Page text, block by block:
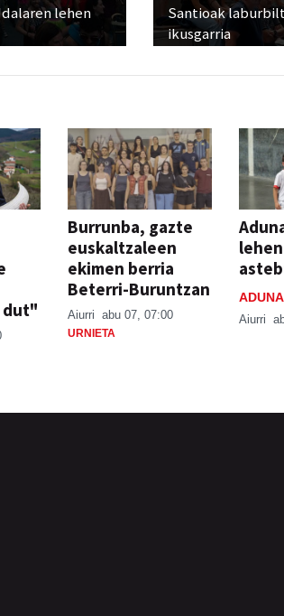
lehen
Santioak
ikusgarria
dut"
Burrunba, gazte
euskaltzaleen
ekimen berria
Beterri-Buruntzan
Aiurri abu 07, 07:00
URNIETA
Aiurri